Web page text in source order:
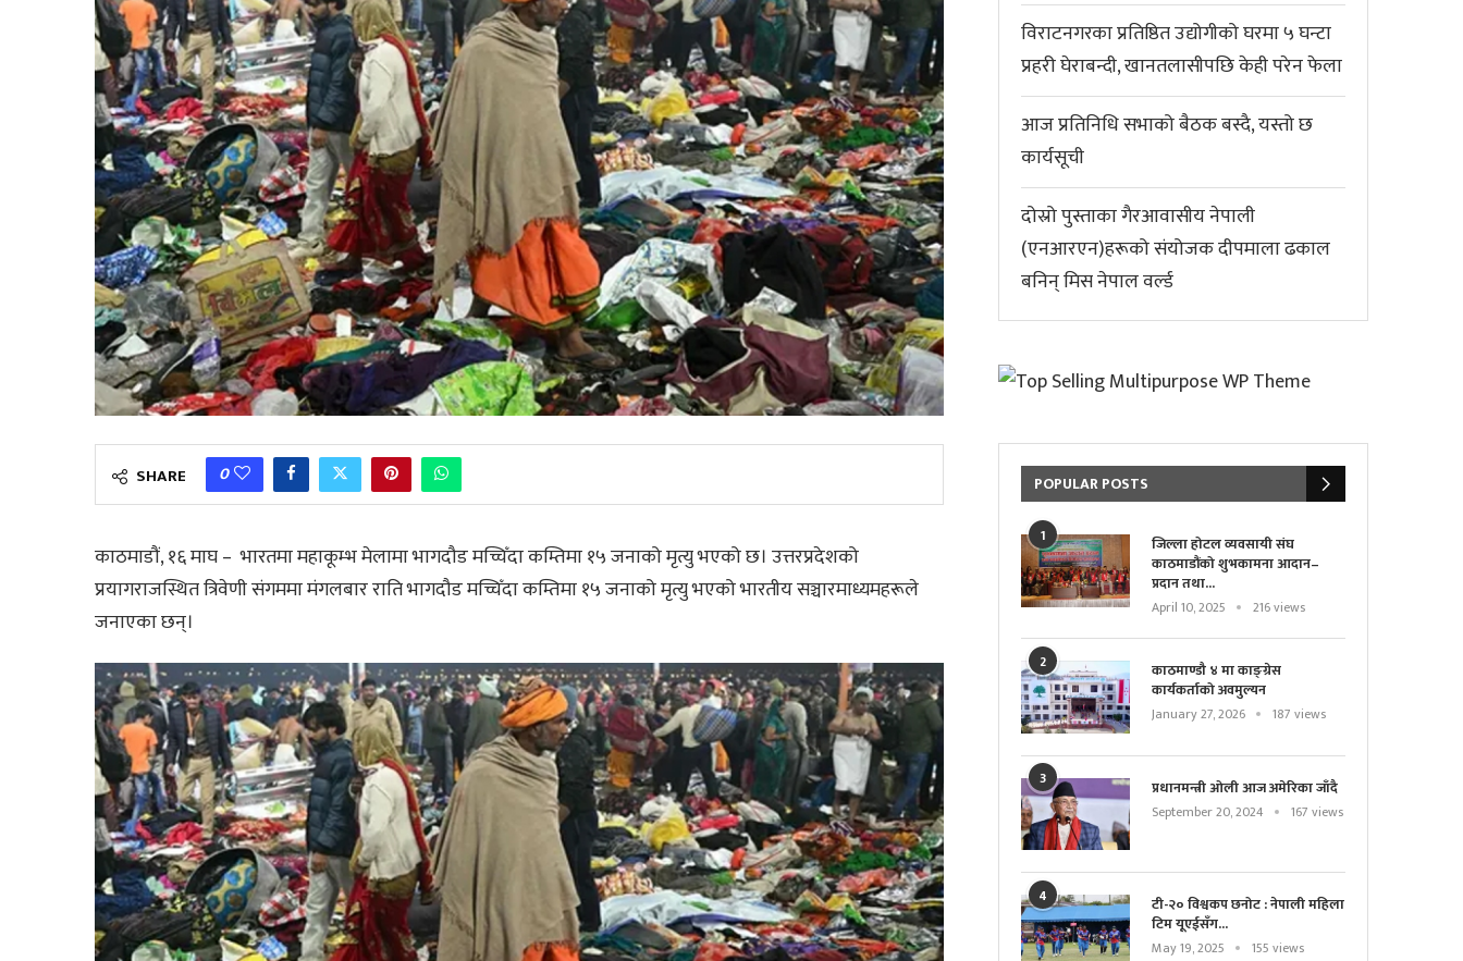
SHARE 0
काठमाडौं, १६ माघ – भारतमा महाकूम्भ मेलामा भागदौड मच्चिँदा कम्तिमा १५ जनाको मृत्यु भएको छ। उत्तरप्रदेशको
प्रयागराजस्थित त्रिवेणी संगममा मंगलबार राति भागदौड मच्चिँदा कम्तिमा १५ जनाको मृत्यु भएको भारतीय सञ्चारमाध्यमहरूले
जनाएका छन्।
विराटनगरका प्रतिष्ठित उद्योगीको घरमा ५ घन्टा
प्रहरी घेराबन्दी, खानतलासीपछि केही परेन फेला
आज प्रतिनिधि सभाको बैठक बस्दै, यस्तो छ
कार्यसूची
दोस्रो पुस्ताका गैरआवासीय नेपाली
(एनआरएन)हरूको संयोजक दीपमाला ढकाल
बनिन् मिस नेपाल वर्ल्ड
POPULAR POSTS
1
जिल्ला होटल व्यवसायी संघ
काठमाडौंको शुभकामना आदान–
प्रदान तथा...
April 10, 2025 216 views
2
काठमाण्डौ ४ मा काङ्ग्रेस
कार्यकर्ताको अवमुल्यन
January 27, 2026 187 views
3 प्रधानमन्त्री ओली आज अमेरिका जाँदै
September 20, 2024 167 views
4
टी-२० विश्वकप छनोट : नेपाली महिला
टिम यूएईसँग...
May 19, 2025 155 views